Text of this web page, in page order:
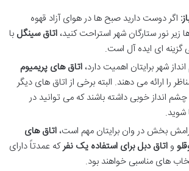
اگر دوست دارید صبح ها در هوای آزاد قهوه
نور ستارگان شهر استراحت کنید، اتاق سینگل با
ای ایده آل است.
شهر برایتان اهمیت دارد، اتاق های پریمیوم
را ارائه می دهند. البته برخی از اتاق های دیگر
انداز خوبی داشته باشند که می توانید در
شوید.
بخش در وان برایتان مهم است، اتاق های
و اتاق دبل برای استفاده یک نفرکه عمدتاً دارای
های مناسبی خواهند بود.